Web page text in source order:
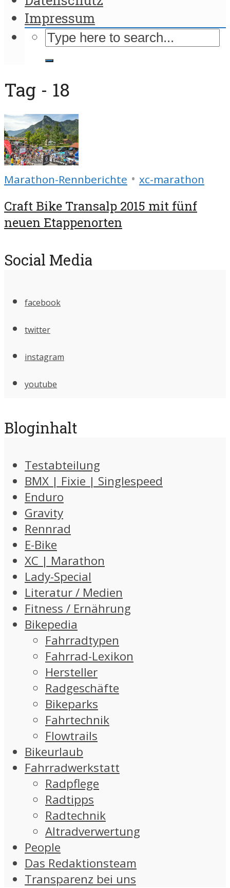
Impressum
Tag - 18
Marathon-Rennberichte • xc-marathon
Craft Bike Transalp 2015 mit fünf
neuen Etappenorten
Social Media
facebook
twitter
instagram
youtube
Bloginhalt
Testabteilung
BMX | Fixie | Singlespeed
Enduro
Gravity
Rennrad
E-Bike
XC | Marathon
Lady-Special
Literatur / Medien
Fitness / Ernährung
Bikepedia
Fahrradtypen
Fahrrad-Lexikon
Hersteller
Radgeschäfte
Bikeparks
Fahrtechnik
Flowtrails
Bikeurlaub
Fahrradwerkstatt
Radpflege
Radtipps
Radtechnik
Altradverwertung
People
Das Redaktionsteam
Transparenz bei uns